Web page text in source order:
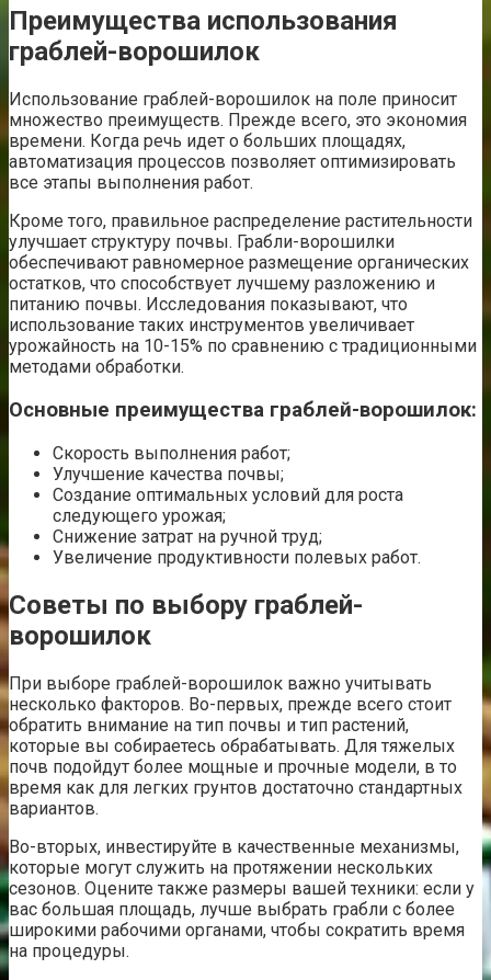
Преимущества использования
граблей-ворошилок
Использование граблей-ворошилок на поле приносит
множество преимуществ. Прежде всего, это экономия
времени. Когда речь идет о больших площадях,
автоматизация процессов позволяет оптимизировать
все этапы выполнения работ.
Кроме того, правильное распределение растительности
улучшает структуру почвы. Грабли-ворошилки
обеспечивают равномерное размещение органических
остатков, что способствует лучшему разложению и
питанию почвы. Исследования показывают, что
использование таких инструментов увеличивает
урожайность на 10-15% по сравнению с традиционными
методами обработки.
Основные преимущества граблей-ворошилок:
Скорость выполнения работ;
Улучшение качества почвы;
Создание оптимальных условий для роста
следующего урожая;
Снижение затрат на ручной труд;
Увеличение продуктивности полевых работ.
Советы по выбору граблей-
ворошилок
При выборе граблей-ворошилок важно учитывать
несколько факторов. Во-первых, прежде всего стоит
обратить внимание на тип почвы и тип растений,
которые вы собираетесь обрабатывать. Для тяжелых
почв подойдут более мощные и прочные модели, в то
время как для легких грунтов достаточно стандартных
вариантов.
Во-вторых, инвестируйте в качественные механизмы,
которые могут служить на протяжении нескольких
сезонов. Оцените также размеры вашей техники: если у
вас большая площадь, лучше выбрать грабли с более
широкими рабочими органами, чтобы сократить время
на процедуры.